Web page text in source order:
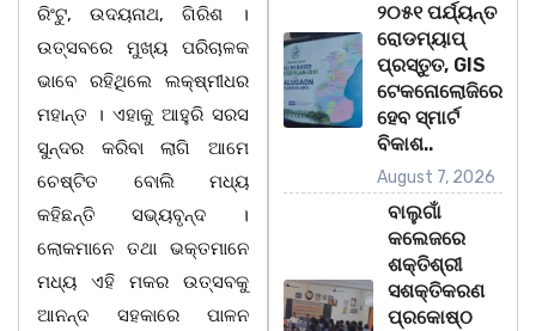
ରିଂଟୁ, ଉଦୟନାଥ, ଗିରିଶ ।
ଉତ୍ସବରେ ମୁଖ୍ୟ ପରିଚାଳକ
ଭାବେ ରହିଥିଲେ ଲକ୍ଷ୍ମୀଧର
ମହାନ୍ତ । ଏହାକୁ ଆହୁରି ସରସ
ସୁନ୍ଦର କରିବା ଲାଗି ଆମେ
ଚେଷ୍ଟିତ ବୋଲି ମଧ୍ୟ
କହିଛନ୍ତି ସଭ୍ୟବୃନ୍ଦ ।
ଲୋକମାନେ ତଥା ଭକ୍ତମାନେ
ମଧ୍ୟ ଏହି ମକର ଉତ୍ସବକୁ
ଆନନ୍ଦ ସହକାରେ ପାଳନ
୨୦୫୧ ପର୍ଯ୍ୟନ୍ତ
ରୋଡମ୍ୟାପ୍
ପ୍ରସ୍ତୁତ, GIS
ଟେକନୋଲୋଜିରେ
ହେବ ସ୍ମାର୍ଟ
ବିକାଶ..
August 7, 2026
ବାଲୁଗାଁ
କଲେଜରେ
ଶକ୍ତିଶ୍ରୀ
ସଶକ୍ତିକରଣ
ପ୍ରକୋଷ୍ଠ